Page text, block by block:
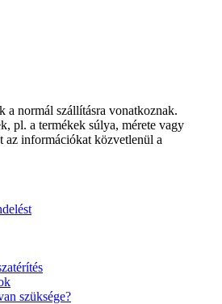
a normál szállításra vonatkoznak.
pl. a termékek súlya, mérete vagy
az információkat közvetlenül a
szüksége?